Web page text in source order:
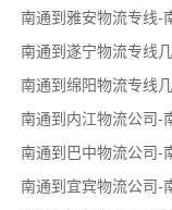
南通到雅安物流专线-
南通到遂宁物流专线
南通到绵阳物流专线
南通到内江物流公司-
南通到巴中物流公司-
南通到宜宾物流公司-